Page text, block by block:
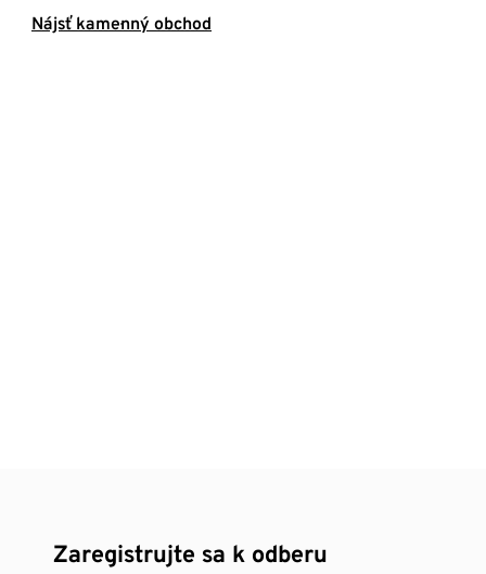
Nájsť kamenný obchod
Zaregistrujte sa k odberu